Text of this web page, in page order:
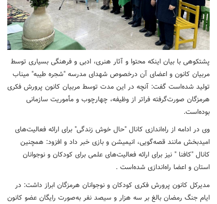
پشتکوهی با بیان اینکه محتوا و آثار هنری، ادبی و فرهنگی بسیاری توسط
مربیان کانون و اعضای آن درخصوص شهدای مدرسه "شجره طیبه" میناب
تولید شده‌است گفت: آنچه در این مدت توسط مربیان کانون پرورش فکری
هرمزگان صورت‌گرفته فراتر از وظیفه، چهارچوب و مأموریت سازمانی
بوده‌است.
وی در ادامه از راه‌اندازی کانال "حال خوش زندگی" برای ارائه فعالیت‌های
امیدبخش مانند قصه‌گویی، انیمیشن و بازی خبر داد و افزود: همچنین
کانال "کافنا " نیز برای ارائه فعالیت‌های علمی برای کودکان و نوجوانان
استان و اعضا راه‌اندازی شده‌است .
مدیرکل کانون پرورش فکری کودکان و نوجوانان هرمزگان ابراز داشت: در
ایام جنگ رمضان بالغ بر سه هزار و سیصد نفر به‌صورت رایگان عضو کانون